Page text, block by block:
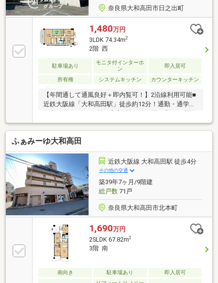
奈良県大和高田市日之出町
1,480万円
3LDK 74.34m2
2階 西
駐車場あり
モニタ付インターホ
ン
即入居可
所有権 システムキッチン カウンターキッチン
【年間通して通風良好＋即内覧可！】2沿線利用可能■
近鉄大阪線「大和高田駅」徒歩約12分！通勤・通学に
可能です■全居室収納豊富です！
ふぁみーゆ大和高田
近鉄大阪線 大和高田駅 徒歩4分
その他の交通
築39年7ヶ月/9階建
総戸数71戸
奈良県大和高田市北本町
1,690万円
2SLDK 67.82m2
3階 南
南向き 駐車場あり 即入居可